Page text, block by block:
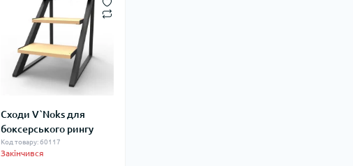
Сходи V`Noks для
боксерського рингу
Код товару: 60117
Закінчився